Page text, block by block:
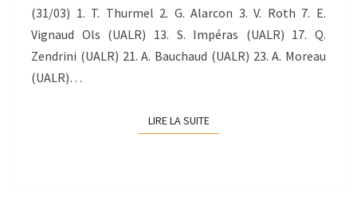
(31/03) 1. T. Thurmel 2. G. Alarcon 3. V. Roth 7. E.
Vignaud Ols (UALR) 13. S. Impéras (UALR) 17. Q.
Zendrini (UALR) 21. A. Bauchaud (UALR) 23. A. Moreau
(UALR)…
LIRE LA SUITELIRE LA SUITE